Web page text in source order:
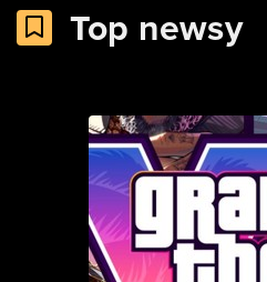
Top newsy